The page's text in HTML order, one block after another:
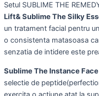
Setul SUBLIME THE
Lift& Sublime The Silky
un tratament facial pentru
o consistenta matasoasa
senzatia de intidere este
Sublime The Instance
selectie de